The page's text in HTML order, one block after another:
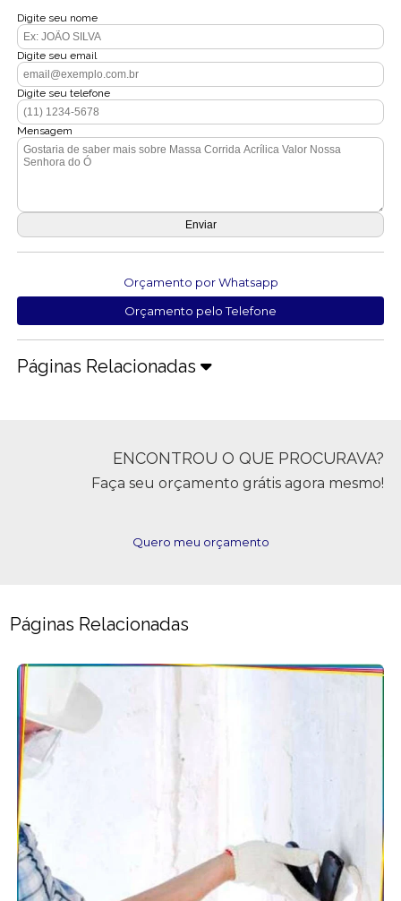
Digite seu nome
Digite seu email
Digite seu telefone
Mensagem
Orçamento por Whatsapp
Orçamento pelo Telefone
Páginas Relacionadas
ENCONTROU O QUE PROCURAVA?
Faça seu orçamento grátis agora mesmo!
Quero meu orçamento
Páginas Relacionadas